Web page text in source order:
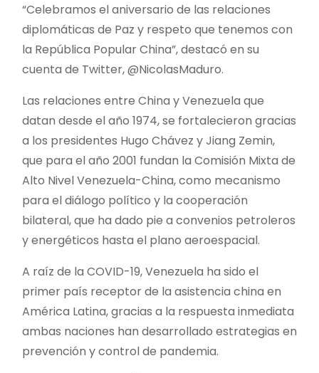
“Celebramos el aniversario de las relaciones
diplomáticas de Paz y respeto que tenemos con
la República Popular China”, destacó en su
cuenta de Twitter, @NicolasMaduro.
Las relaciones entre China y Venezuela que
datan desde el año 1974, se fortalecieron gracias
a los presidentes Hugo Chávez y Jiang Zemin,
que para el año 2001 fundan la Comisión Mixta de
Alto Nivel Venezuela-China, como mecanismo
para el diálogo político y la cooperación
bilateral, que ha dado pie a convenios petroleros
y energéticos hasta el plano aeroespacial.
A raíz de la COVID-19, Venezuela ha sido el
primer país receptor de la asistencia china en
América Latina, gracias a la respuesta inmediata
ambas naciones han desarrollado estrategias en
prevención y control de pandemia.